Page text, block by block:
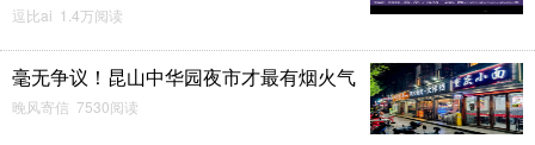
逗比ai 1.4万阅读
毫无争议！昆山中华园夜市才最有烟火气
晚风寄信 7530阅读